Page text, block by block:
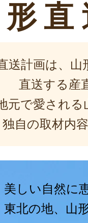
形
送計画は、
直送する産
元で愛される
独自の取材内
美しい自然に
東北の地、山形